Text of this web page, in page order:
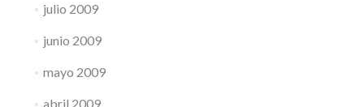
julio 2009
junio 2009
mayo 2009
abril 2009